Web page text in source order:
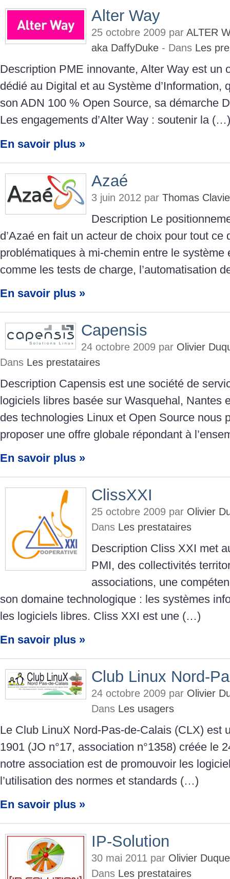
Alter Way
25 octobre 2009 par ALTER
aka DaffyDuke - Dans Les
Description PME innovante, Alter Way est un
dédié au Digital et au Système d’Information,
son ADN 100 % Open Source, sa démarche
Les engagements d’Alter Way : soutenir la (…)
En savoir plus »
Azaé
3 juin 2012 par Thomas
Description Le
d’Azaé en fait un acteur de choix pour tout ce
problématiques à mi-chemin entre le système
comme les tests de charge, l’automatisation
En savoir plus »
Capensis
24 octobre 2009 par Olivier
Dans Les prestataires
Description Capensis est une société de
logiciels libres basée sur Wasquehal, Nantes
des technologies Linux et Open Source nous
proposer une offre globale répondant à
En savoir plus »
ClissXXI
25 octobre 2009 par Olivier
Dans Les prestataires
Description Cliss XXI met
PMI, des collectivités
associations, une
son domaine technologique : les systèmes
les logiciels libres. Cliss XXI est une (…)
En savoir plus »
Club Linux Nord-
24 octobre 2009 par Olivier
Dans Les usagers
Le Club LinuX Nord-Pas-de-Calais (CLX) est
1901 (JO n°17, association n°1358) créée le
notre association est de promouvoir les
l’utilisation des normes et standards (…)
En savoir plus »
IP-Solution
30 mai 2011 par Olivier
Dans Les prestataires